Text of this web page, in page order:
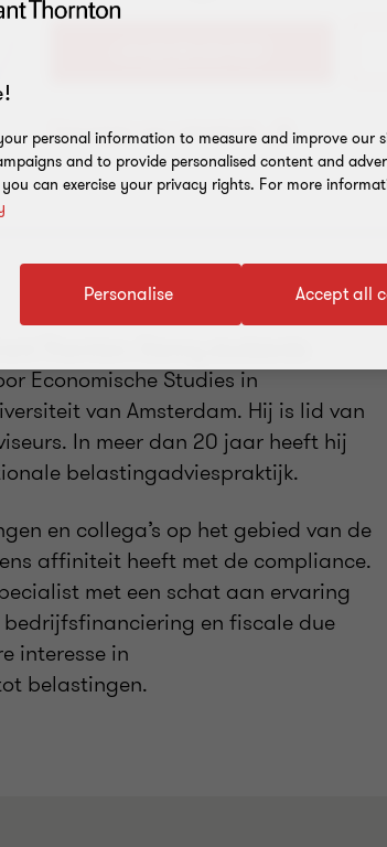
Toevoegen aan adresboek
Economische Studies in
van Amsterdam. Hij is lid van
In meer dan 20 jaar heeft hij
belastingadviespraktijk.
en collega’s op het gebied van de
affiniteit heeft met de compliance.
met een schat aan ervaring
en fiscale due
interesse in
belastingen.
personal information to measure and improve our
and to provide personalised content and
can exercise your privacy rights. For more
Accept all
Personalise